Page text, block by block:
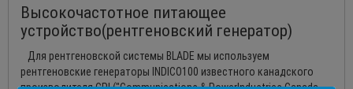
Высокочастотное питающее
устройство(рентгеновский генератор)
Для рентгеновской системы BLADE мы используем
рентгеновские генераторы INDICO100 известного канадского